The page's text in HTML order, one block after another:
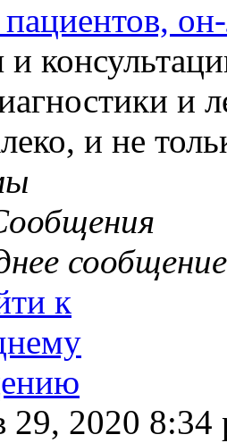
и
и не
сообщение
29, 2020 8:34